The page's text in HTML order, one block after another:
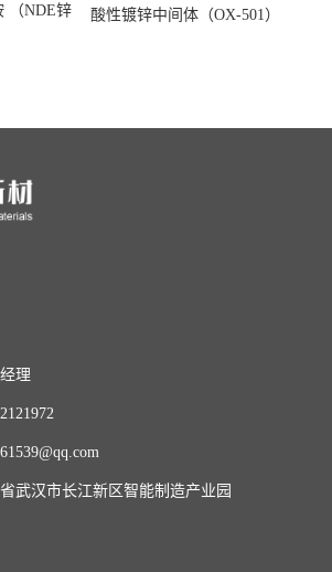
（NDE锌
酸性镀锌中间体（OX-501）
理
武汉市长江新区智能制造产业园